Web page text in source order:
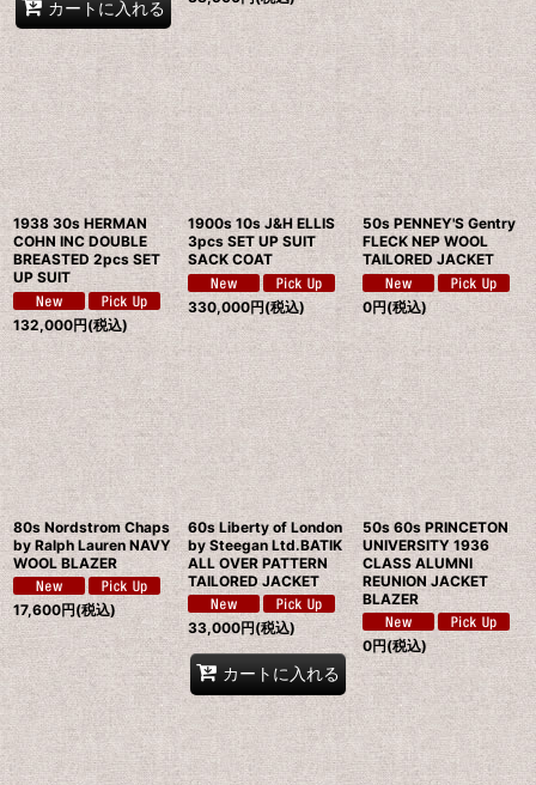
カートに入れる
1938 30s HERMAN
COHN INC DOUBLE
BREASTED 2pcs SET
UP SUIT
132,000円(税込)
1900s 10s J&H ELLIS
3pcs SET UP SUIT
SACK COAT
330,000円(税込)
50s PENNEY'S Gentry
FLECK NEP WOOL
TAILORED JACKET
0円(税込)
80s Nordstrom Chaps
by Ralph Lauren NAVY
WOOL BLAZER
17,600円(税込)
60s Liberty of London
by Steegan Ltd.BATIK
ALL OVER PATTERN
TAILORED JACKET
33,000円(税込)
カートに入れる
50s 60s PRINCETON
UNIVERSITY 1936
CLASS ALUMNI
REUNION JACKET
BLAZER
0円(税込)